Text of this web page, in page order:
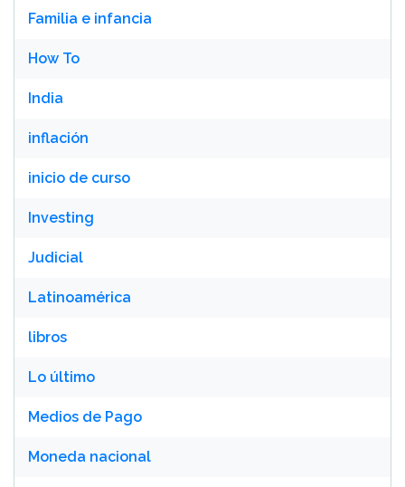
Familia e infancia
How To
India
inflación
inicio de curso
Investing
Judicial
Latinoamérica
libros
Lo último
Medios de Pago
Moneda nacional